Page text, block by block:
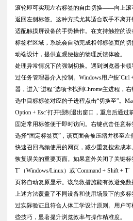
滚轮即可实现左右标签的自由切换——向上滚
返回左侧标签。这种方式尤其适合双手不离开
适配触摸屏设备的手势操作。在支持触控的
标签栏区域，系统会自动完成相邻标签页的
动端设计，提供直观便捷的物理反馈体验。
处理异常情况下的强制切换。遇到浏览器卡
过任务管理器介入控制。Windows用户按`Ctrl
器，进入“进程”选项卡找到Chrome主进程，
选中目标标签对应的子进程点击“切换至”。
Option + Esc`打开强制退出窗口，重启后通过
固定常用标签便于即时访问。右键点击任意
选择“固定标签页”，该页面会被压缩并移至
快速召回高频使用的网页，减少重复搜索成本
恢复误关的重要页面。如果意外关闭了关键
T`（Windows/Linux）或`Command + Shift +
页将自动复原显示。该急救措施能有效避免数
上述方法覆盖了不同设备和使用场景下的多
过实际验证且符合人体工学设计原则。用户
些技巧，显著提升浏览效率与操作精准度。